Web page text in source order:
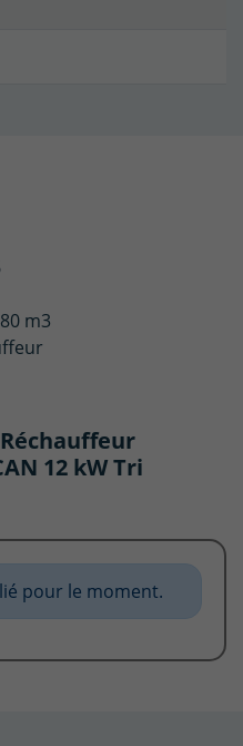
80 m3
12 kW Tri
pour le moment.